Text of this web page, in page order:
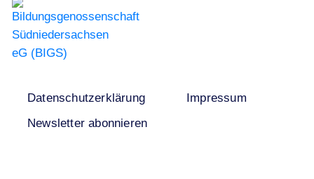
Datenschutzerklärung
Impressum
Newsletter abonnieren